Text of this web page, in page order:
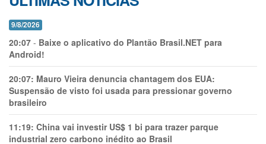
9/8/2026
20:07 - Baixe o aplicativo do Plantão Brasil.NET para
Android!
20:07: Mauro Vieira denuncia chantagem dos EUA:
Suspensão de visto foi usada para pressionar governo
brasileiro
11:19: China vai investir US$ 1 bi para trazer parque
industrial zero carbono inédito ao Brasil